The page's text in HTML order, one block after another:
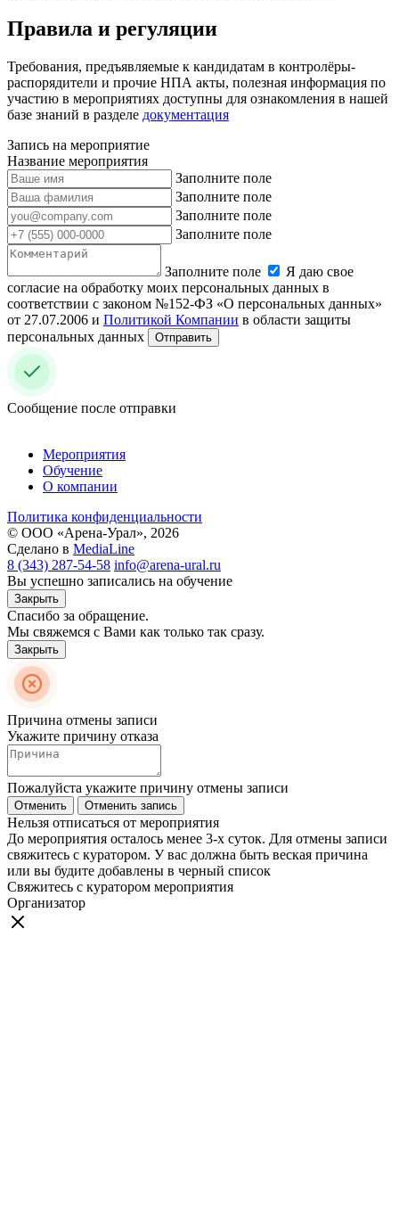
Правила и регуляции
Требования, предъявляемые к кандидатам в контролёры-
распорядители и прочие НПА акты, полезная информация по
участию в мероприятиях доступны для ознакомления в нашей
базе знаний в разделе документация
Запись на мероприятие
Название мероприятия
Заполните поле
Заполните поле
Заполните поле
Заполните поле
Заполните поле
Я даю свое
согласие на обработку моих персональных данных в
соответствии с законом №152-ФЗ «О персональных данных»
от 27.07.2006 и Политикой Компании в области защиты
персональных данных
Отправить
Сообщение после отправки
Мероприятия
Обучение
О компании
Политика конфиденциальности
© ООО «Арена-Урал», 2026
Сделано в MediaLine
8 (343) 287-54-58 info@arena-ural.ru
Вы успешно записались на обучение
Закрыть
Спасибо за обращение.
Мы свяжемся с Вами как только так сразу.
Закрыть
Причина отмены записи
Укажите причину отказа
Пожалуйста укажите причину отмены записи
Отменить Отменить запись
Нельзя отписаться от мероприятия
До мероприятия осталось менее 3-х суток. Для отмены записи
свяжитесь с куратором. У вас должна быть веская причина
или вы будите добавлены в черный список
Свяжитесь с куратором мероприятия
Организатор